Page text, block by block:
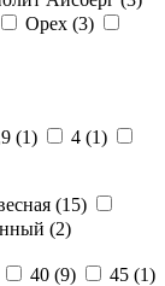
Орех (3)
(1) 4 (1)
(15)
(2)
40 (9) 45 (1)